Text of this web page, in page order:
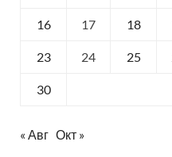
16 17 18
23 24 25
30
« Авг Окт »